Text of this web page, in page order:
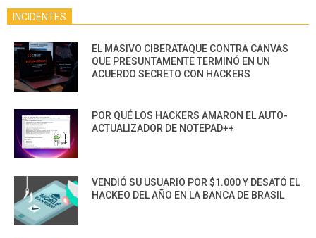
INCIDENTES
EL MASIVO CIBERATAQUE CONTRA CANVAS
QUE PRESUNTAMENTE TERMINÓ EN UN
ACUERDO SECRETO CON HACKERS
POR QUÉ LOS HACKERS AMARON EL AUTO-
ACTUALIZADOR DE NOTEPAD++
VENDIÓ SU USUARIO POR $1.000 Y DESATÓ EL
HACKEO DEL AÑO EN LA BANCA DE BRASIL